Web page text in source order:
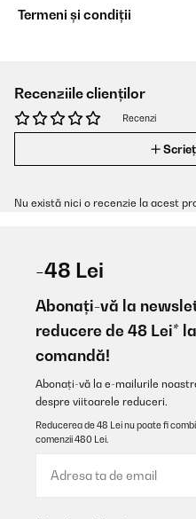
Termeni și condiții
Recenziile clienților
Recenzi
Nu există nici o recenzie la acest
-48 Lei
Abonați-vă la
reducere de 48 Lei*
comandă!
Abonați-vă la e-mailurile
despre viitoarele reduceri.
Reducerea de 48 Lei nu poate fi
comenzii 480 Lei.